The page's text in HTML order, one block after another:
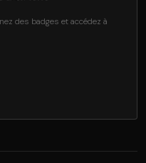
des badges et accédez à